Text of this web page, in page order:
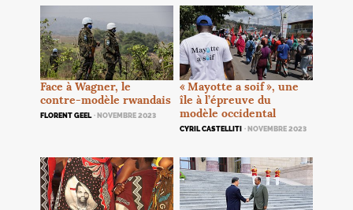
Face à Wagner, le
contre-modèle rwandais
FLORENT GEEL · NOVEMBRE 2023
«Mayotte a soif», une
île à l’épreuve du
modèle occidental
CYRIL CASTELLITI · NOVEMBRE 2023